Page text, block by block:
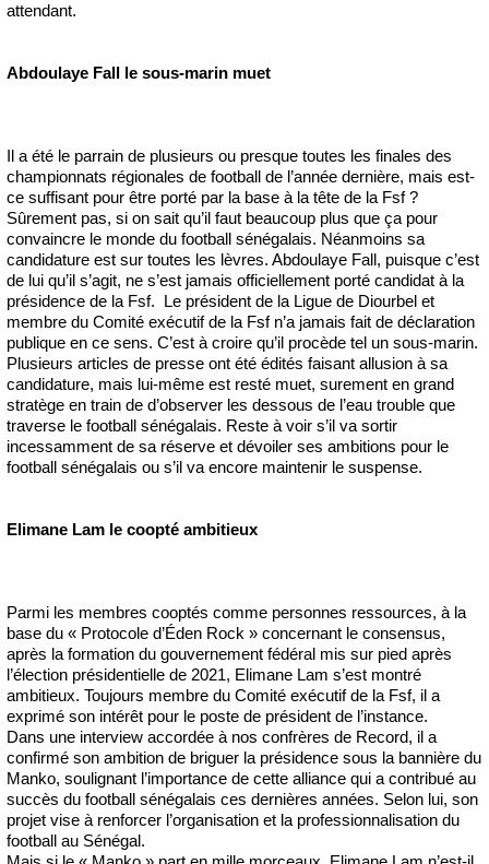
attendant.
Abdoulaye Fall le sous-marin muet
Il a été le parrain de plusieurs ou presque toutes les finales des
championnats régionales de football de l’année dernière, mais est-
ce suffisant pour être porté par la base à la tête de la Fsf ?
Sûrement pas, si on sait qu’il faut beaucoup plus que ça pour
convaincre le monde du football sénégalais. Néanmoins sa
candidature est sur toutes les lèvres. Abdoulaye Fall, puisque c’est
de lui qu’il s’agit, ne s’est jamais officiellement porté candidat à la
présidence de la Fsf. Le président de la Ligue de Diourbel et
membre du Comité exécutif de la Fsf n’a jamais fait de déclaration
publique en ce sens. C’est à croire qu’il procède tel un sous-marin.
Plusieurs articles de presse ont été édités faisant allusion à sa
candidature, mais lui-même est resté muet, surement en grand
stratège en train de d’observer les dessous de l’eau trouble que
traverse le football sénégalais. Reste à voir s’il va sortir
incessamment de sa réserve et dévoiler ses ambitions pour le
football sénégalais ou s’il va encore maintenir le suspense.
Elimane Lam le coopté ambitieux
Parmi les membres cooptés comme personnes ressources, à la
base du « Protocole d’Éden Rock » concernant le consensus,
après la formation du gouvernement fédéral mis sur pied après
l’élection présidentielle de 2021, Elimane Lam s’est montré
ambitieux. Toujours membre du Comité exécutif de la Fsf, il a
exprimé son intérêt pour le poste de président de l’instance.
Dans une interview accordée à nos confrères de Record, il a
confirmé son ambition de briguer la présidence sous la bannière du
Manko, soulignant l’importance de cette alliance qui a contribué au
succès du football sénégalais ces dernières années. Selon lui, son
projet vise à renforcer l’organisation et la professionnalisation du
football au Sénégal.